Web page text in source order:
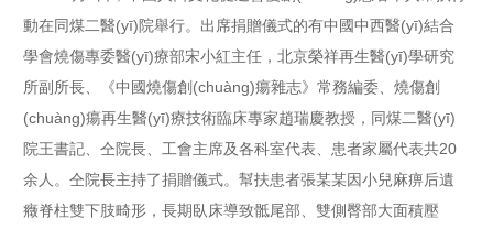
動在同煤二醫(yī)院舉行。出席捐贈儀式的有中國中西醫(yī)結合
學會燒傷專委醫(yī)療部宋小紅主任，北京榮祥再生醫(yī)學研究
所副所長、《中國燒傷創(chuàng)瘍雜志》常務編委、燒傷創
(chuàng)瘍再生醫(yī)療技術臨床專家趙瑞慶教授，同煤二醫(yī)
院王書記、仝院長、工會主席及各科室代表、患者家屬代表共20
余人。仝院長主持了捐贈儀式。幫扶患者張某某因小兒麻痹后遺
癥脊柱雙下肢畸形，長期臥床導致骶尾部、雙側臀部大面積壓